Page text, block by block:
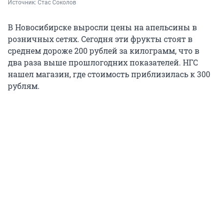
Источник: Стас Соколов
В Новосибирске выросли цены на апельсины в
розничных сетях. Сегодня эти фрукты стоят в
среднем дороже 200 рублей за килограмм, что в
два раза выше прошлогодних показателей. НГС
нашел магазин, где стоимость приблизилась к 300
рублям.